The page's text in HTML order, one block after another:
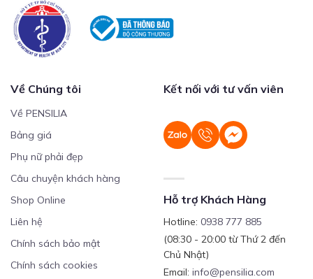
Về Chúng tôi
Về PENSILIA
Bảng giá
Phụ nữ phải đẹp
Câu chuyện khách hàng
Shop Online
Liên hệ
Chính sách bảo mật
Chính sách cookies
Kết nối với tư vấn viên
Hỗ trợ Khách Hàng
Hotline: 0938 777 885
(08:30 - 20:00 từ Thứ 2 đến
Chủ Nhật)
Email: info@pensilia.com